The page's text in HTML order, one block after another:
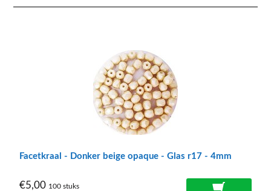
Facetkraal - Donker beige opaque - Glas r17 - 4mm
€5,00 100 stuks